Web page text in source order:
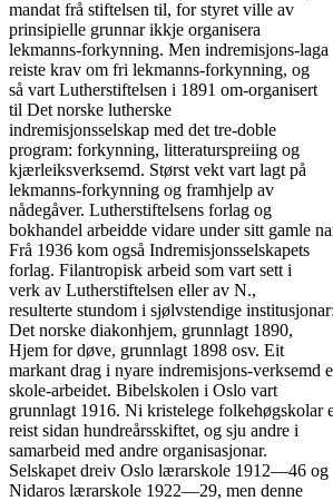
mandat frå stiftelsen til, for styret ville av
prinsipielle grunnar ikkje organisera
lekmanns-forkynning. Men indremisjons-laga
reiste krav om fri lekmanns-forkynning, og
så vart Lutherstiftelsen i 1891 om-organisert
til Det norske lutherske
indremisjonsselskap med det tre-doble
program: forkynning, litteraturspreiing og
kjærleiksverksemd. Størst vekt vart lagt på
lekmanns-forkynning og framhjelp av
nådegåver. Lutherstiftelsens forlag og
bokhandel arbeidde vidare under sitt gamle
Frå 1936 kom også Indremisjonsselskapets
forlag. Filantropisk arbeid som vart sett i
verk av Lutherstiftelsen eller av N.,
resulterte stundom i sjølvstendige institusjonar:
Det norske diakonhjem, grunnlagt 1890,
Hjem for døve, grunnlagt 1898 osv. Eit
markant drag i nyare indremisjons-verksemd
skole-arbeidet. Bibelskolen i Oslo vart
grunnlagt 1916. Ni kristelege folkehøgskolar
reist sidan hundreårsskiftet, og sju andre i
samarbeid med andre organisasjonar.
Selskapet dreiv Oslo lærarskole 1912—46 og
Nidaros lærarskole 1922—29, men denne